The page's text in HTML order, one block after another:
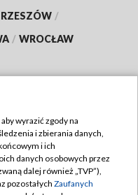
RZESZÓW /
/ WROCŁAW
wyrazić zgody na
i zbierania danych,
i ich
danych osobowych przez
dalej również „TVP”),
pozostałych Zaufanych